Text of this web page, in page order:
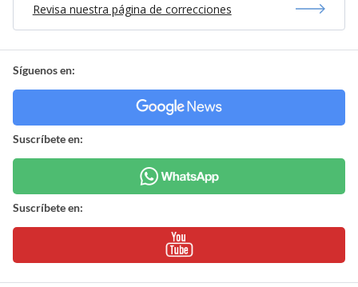
Revisa nuestra página de correcciones
Síguenos en:
Suscríbete en:
Suscríbete en: